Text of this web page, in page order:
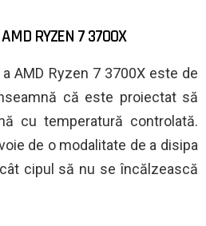
RYZEN 7 3700X
AMD Ryzen 7 3700X este de
că este proiectat să
cu temperatură controlată.
de o modalitate de a disipa
cipul să nu se încălzească